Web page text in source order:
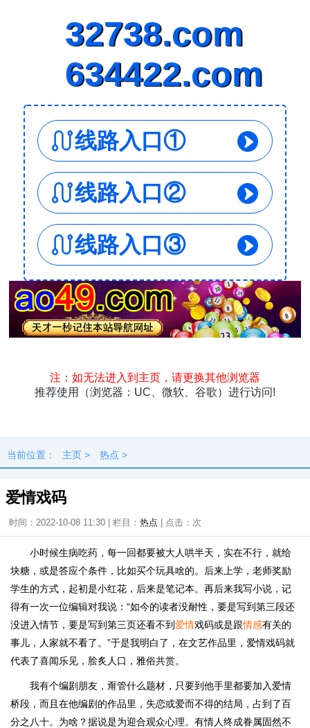
最新
快料 独闻 本地
当前位置： 主页 > 热点 >
爱情戏码
时间：2022-10-08 11:30 | 栏目： 热点 | 点击： 次
小时候生病吃药，每一回都要被大人哄半天，实在不行，就给
块糖，或是答应个条件，比如买个玩具啥的。后来上学，老师奖励
学生的方式，起初是小红花，后来是笔记本。再后来我写小说，记
得有一次一位编辑对我说：“如今的读者没耐性，要是写到第三段还
没进入情节，要是写到第三页还看不到爱情戏码或是跟情感有关的
事儿，人家就不看了。”于是我明白了，在文艺作品里，爱情戏码就
代表了喜闻乐见，脍炙人口，雅俗共赏。
我有个编剧朋友，甭管什么题材，只要到他手里都要加入爱情
桥段，而且在他编剧的作品里，失恋或爱而不得的结局，占到了百
分之八十。为啥？据说是为迎合观众心理。有情人终成眷属固然不